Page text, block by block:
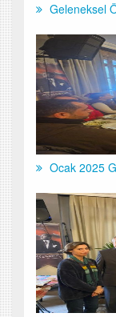
Geleneksel
Ocak 2025